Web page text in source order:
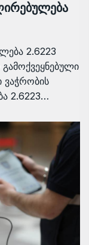
2.6223
ვაჭრობის
2.6223…